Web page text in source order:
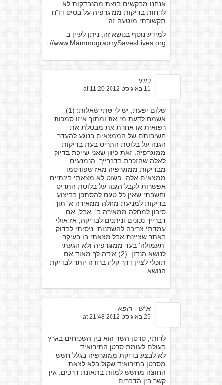
אנחנו מבקשים בזאת מהנבדקות לא
לדחות בדיקות ממוגרפיה על בסיס דו"ח
תקשורתי מוטעה זה.
למידע נוסף בנושא זה, ניתן לעיין ב-
http://www.MammographySavesLives.org
רותי
11 באוגוסט 2012 at 11:20
שלום יפעת, יש לי שתי שאלות: (1)
אשמח לדעת מי את ומתוך איזו סמכות
רפואית או אחרת את מבטלת את
חשיבותם של הממצאים בנוגע להעדר
הגנה על בלוטת התריס בעת בדיקות
ממוגרפיה. זאת כיוון שאני שייכת בדיוק
לאלה שהזכרת בדברייך: הנמנעים
מבדיקות ממוגרפיה מאז שפורסמו
ממצאים אלה. פשוט לא מצאתי בינתיים
אפשרות לקבל הגנה על בלוטת התריס
וחשבתי שאין כל טעם להסתכן בביצוע
בדיקות למניעת מחלה ממאירה א' תוך
סיכון למחלה ממאירה ב'. אבל, אם
דברייך נכונים וניתנים לבדיקה, אז אולי
עמדתי צריכה להשתנות. ניסיתי לבדוק
באתר שציינת אבל מצאתי בו בעיקר
'תעמולה' בעד ממוגרפיה ולא הגעתי
לנושא הנדון. (2) אודה לך מאוד אם
תוכלי לציין דרך קלה ברורה יותר לבדיקת
הנושא.
א"ש - רופא
25 באוגוסט 2012 at 21:48
לרותי, סרטן השד הוא בין השכיחים בארץ
בעולם לעומת סרטן התירואיד.
לא לבצע בדיקת ממוגרפיה בגלל חשש
מסרטן בתירואיד שקול בלא לצאת
החוצה מחשש למוות בתאונת דרכים. אין
קשר בין הדברים.